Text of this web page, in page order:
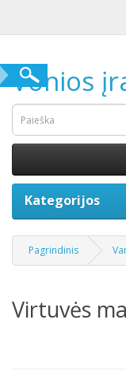
Vonios
Kategorijos
Pagrindinis
Virtuvės